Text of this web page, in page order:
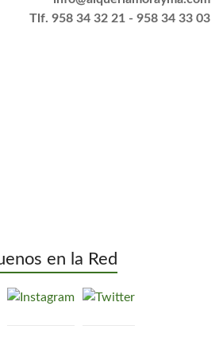
Tlf. 958 34 32 21 - 958 34 33 03
en la Red